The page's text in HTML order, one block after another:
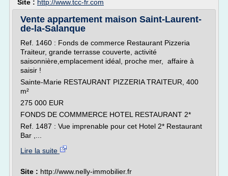
Site : http://www.tcc-fr.com
Vente appartement maison Saint-Laurent-
de-la-Salanque
Ref. 1460 : Fonds de commerce Restaurant Pizzeria
Traiteur, grande terrasse couverte, activité
saisonnière,emplacement idéal, proche mer, affaire à
saisir !
Sainte-Marie RESTAURANT PIZZERIA TRAITEUR, 400
m²
275 000 EUR
FONDS DE COMMMERCE HOTEL RESTAURANT 2*
Ref. 1487 : Vue imprenable pour cet Hotel 2* Restaurant
Bar ,...
Lire la suite
Site : http://www.nelly-immobilier.fr